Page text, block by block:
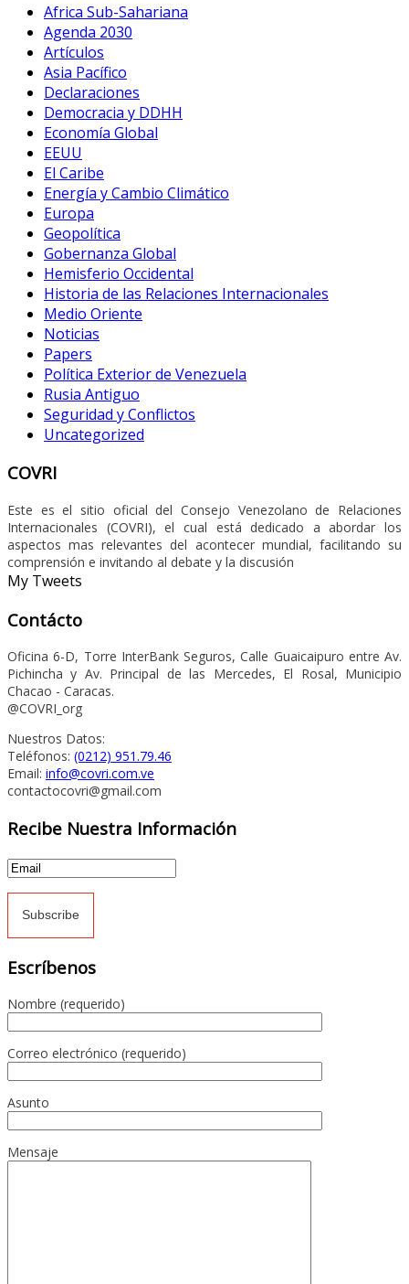
Africa Sub-Sahariana
Agenda 2030
Artículos
Asia Pacífico
Declaraciones
Democracia y DDHH
Economía Global
EEUU
El Caribe
Energía y Cambio Climático
Europa
Geopolítica
Gobernanza Global
Hemisferio Occidental
Historia de las Relaciones Internacionales
Medio Oriente
Noticias
Papers
Política Exterior de Venezuela
Rusia Antiguo
Seguridad y Conflictos
Uncategorized
COVRI
Este es el sitio oficial del Consejo Venezolano de Relaciones
Internacionales (COVRI), el cual está dedicado a abordar los
aspectos mas relevantes del acontecer mundial, facilitando su
comprensión e invitando al debate y la discusión
My Tweets
Contácto
Oficina 6-D, Torre InterBank Seguros, Calle Guaicaipuro entre Av.
Pichincha y Av. Principal de las Mercedes, El Rosal, Municipio
Chacao - Caracas.
@COVRI_org
Nuestros Datos:
Teléfonos: (0212) 951.79.46
Email: info@covri.com.ve
contactocovri@gmail.com
Recibe Nuestra Información
Escríbenos
Nombre (requerido)
Correo electrónico (requerido)
Asunto
Mensaje